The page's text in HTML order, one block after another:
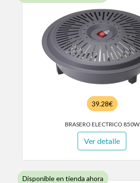
39.28€
BRASERO ELECTRICO 850W
Ver detalle
Disponible en tienda ahora